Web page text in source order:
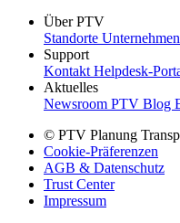
Über PTV
Standorte Unternehmen
Support
Kontakt Helpdesk-
Aktuelles
Newsroom PTV Blog
© PTV Planung
Cookie-Präferenzen
AGB & Datenschutz
Trust Center
Impressum